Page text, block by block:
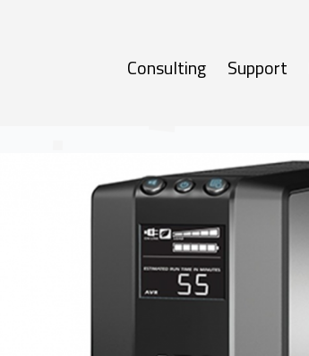
Consulting Support